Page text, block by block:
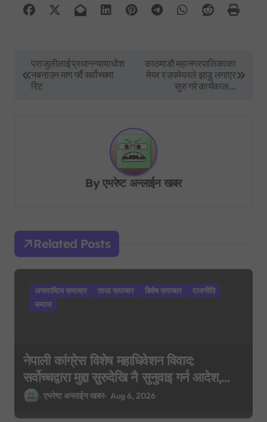
o
a
t
i
पराजुलीलाई प्रधानन्यायाधीश
नबनाउन माग गर्दै सर्वोच्चमा
रिट
काठमाडौ महानगरपालिकाका
मेयर र उपमेयरले झाडु लगाएर
सुरु गरे कार्यकाल…
Byएभरेष्ट अन्लाईन खबर
Related Posts
अन्तराष्टिय समाचार ताजा समाचार बिशेष समाचार
राजनीति
समाज
नेपाली कांग्रेस विशेष महाधिवेशन विवाद:
सर्वोच्चद्वारा मुद्दा सुरुदेखि नै सुनुवाइ गर्न आदेश,
पुरानो फैसला पुनरावलोकन हुने
एभरेष्ट अन्लाईन खबर Aug 6, 2026